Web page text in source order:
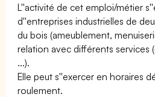
L''activité de cet emploi/métier
d''entreprises industrielles de
du bois (ameublement,
relation avec différents services
...).
Elle peut s''exercer en horaires
roulement.